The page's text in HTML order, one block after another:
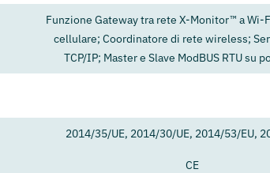
Funzione Gateway tra rete X-Monitor™ a Wi-
cellulare; Coordinatore di rete wireless;
TCP/IP; Master e Slave ModBUS RTU su
2014/35/UE, 2014/30/UE, 2014/53/EU,
CE